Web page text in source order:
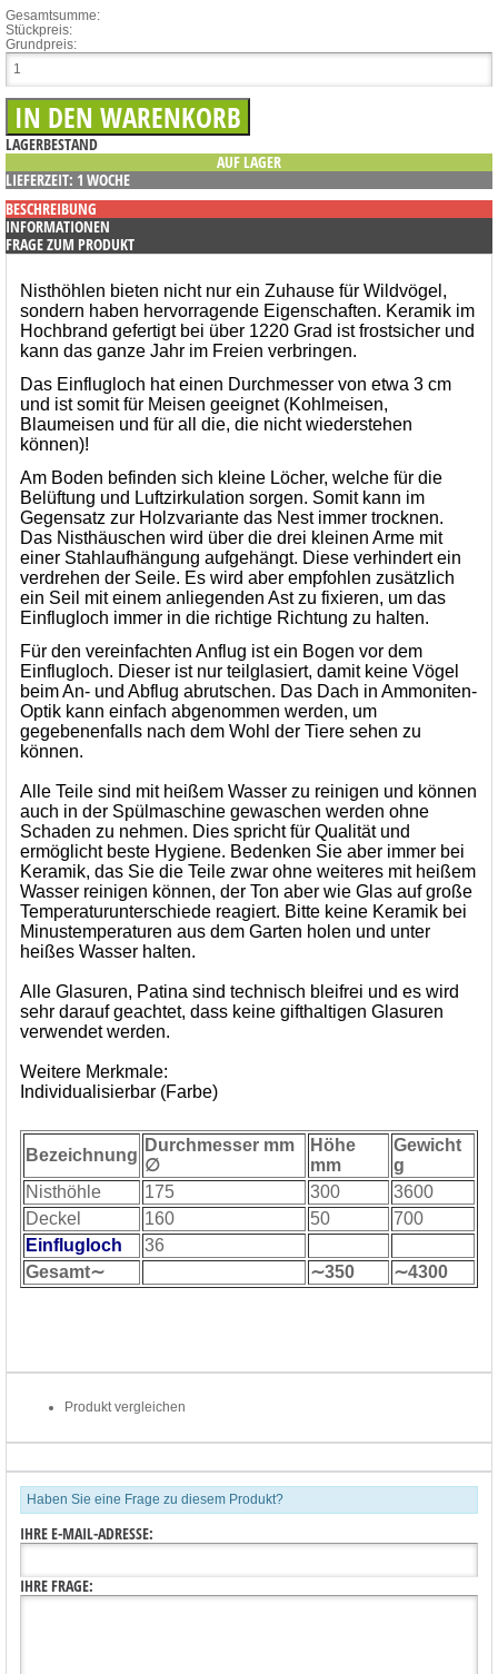
Gesamtsumme:
Stückpreis:
Grundpreis:
LAGERBESTAND
AUF LAGER
LIEFERZEIT: 1 WOCHE
BESCHREIBUNG
INFORMATIONEN
FRAGE ZUM PRODUKT
Nisthöhlen bieten nicht nur ein Zuhause für Wildvögel,
sondern haben hervorragende Eigenschaften. Keramik im
Hochbrand gefertigt bei über 1220 Grad ist frostsicher und
kann das ganze Jahr im Freien verbringen.
Das Einflugloch hat einen Durchmesser von etwa 3 cm
und ist somit für Meisen geeignet (Kohlmeisen,
Blaumeisen und für all die, die nicht wiederstehen
können)!
Am Boden befinden sich kleine Löcher, welche für die
Belüftung und Luftzirkulation sorgen. Somit kann im
Gegensatz zur Holzvariante das Nest immer trocknen.
Das Nisthäuschen wird über die drei kleinen Arme mit
einer Stahlaufhängung aufgehängt. Diese verhindert ein
verdrehen der Seile. Es wird aber empfohlen zusätzlich
ein Seil mit einem anliegenden Ast zu fixieren, um das
Einflugloch immer in die richtige Richtung zu halten.
Für den vereinfachten Anflug ist ein Bogen vor dem
Einflugloch. Dieser ist nur teilglasiert, damit keine Vögel
beim An- und Abflug abrutschen. Das Dach in Ammoniten-
Optik kann einfach abgenommen werden, um
gegebenenfalls nach dem Wohl der Tiere sehen zu
können.
Alle Teile sind mit heißem Wasser zu reinigen und können
auch in der Spülmaschine gewaschen werden ohne
Schaden zu nehmen. Dies spricht für Qualität und
ermöglicht beste Hygiene. Bedenken Sie aber immer bei
Keramik, das Sie die Teile zwar ohne weiteres mit heißem
Wasser reinigen können, der Ton aber wie Glas auf große
Temperaturunterschiede reagiert. Bitte keine Keramik bei
Minustemperaturen aus dem Garten holen und unter
heißes Wasser halten.
Alle Glasuren, Patina sind technisch bleifrei und es wird
sehr darauf geachtet, dass keine gifthaltigen Glasuren
verwendet werden.
Weitere Merkmale:
Individualisierbar (Farbe)
Bezeichnung
Durchmesser mm
∅
Höhe
mm
Gewicht
g
Nisthöhle
175 300
3600
Deckel
160 50
700
Einflugloch
36
Gesamt∼
∼350 ∼4300
Produkt vergleichen
Haben Sie eine Frage zu diesem Produkt?
IHRE E-MAIL-ADRESSE:
IHRE FRAGE: